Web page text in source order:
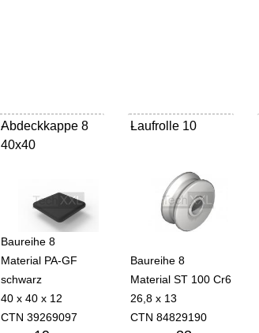
Abdeckkappe 8
40x40
-
Baureihe 8
Material PA-GF
schwarz
40 x 40 x 12
CTN 39269097
Laufrolle 10
-
Baureihe 8
Material ST 100 Cr6
26,8 x 13
CTN 84829190